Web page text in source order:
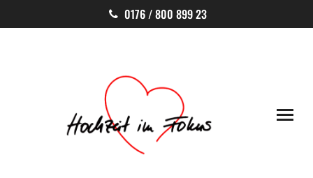
0176 / 800 899 23